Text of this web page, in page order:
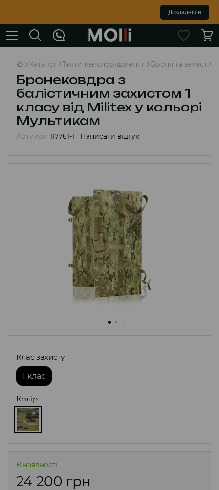
Докладніше
Каталог Тактичне спорядження Броня та захист
Бронековдра з
балістичним захистом 1
класу від Militex у кольорі
Мультикам
Артикул: 117761-1 Написати відгук
Клас захисту
1 клас
Колір
В наявності
24 200 грн